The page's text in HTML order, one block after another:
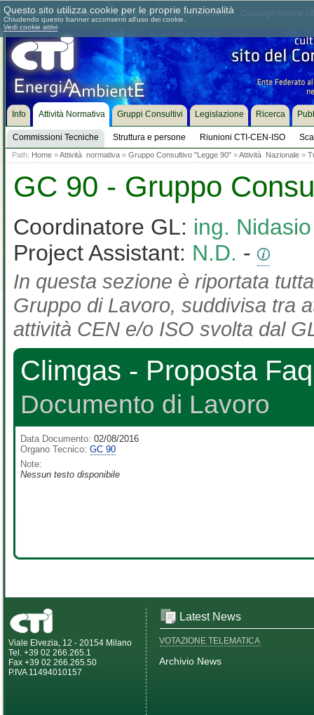
Chi siamo Dove siamo Contattaci Come associarsi
Info Attività Normativa
Commissioni Tecniche Struttura e persone Riunioni CTI-CEN-ISO
Gruppi Consultivi Legislazione Ricerca
Path: Home »Attività normativa » Gruppo Consultivo "Legge 90" »Attività Nazionale »
GC 90 - Gruppo
Coordinatore GL: ing.
Project Assistant: N.D. -
In questa sezione è riportata
Gruppo di Lavoro, suddivisa tra
attività CEN e/o ISO svolta dal
Climgas - Proposta
Documento di Lavoro
Data Documento: 02/08/2016
Organo Tecnico: GC 90
Note:
Nessun testo disponibile
Viale Elvezia, 12 - 20154 Milano
Tel. +39 02 266.265.1
Fax +39 02 266.265.50
P.IVA 11494010157
Latest News
VOTAZIONE TELEMATICA
Archivio News
Questo sito utilizza cookie per le proprie funzionalità
Chiudendo questo banner acconsenti all'uso dei cookie.
Vedi cookie attivi